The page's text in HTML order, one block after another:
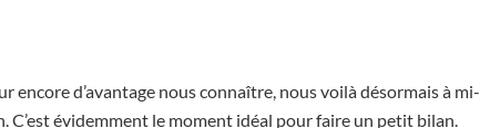
d’avantage nous connaître, nous voilà désormais à mi-
évidemment le moment idéal pour faire un petit bilan.